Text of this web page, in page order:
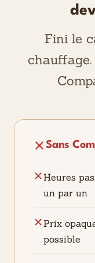
Fini le
Sans
Heures
un par un
Prix
possible